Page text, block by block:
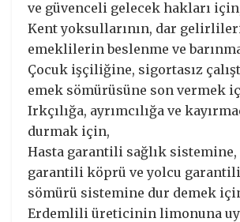
ve güvenceli gelecek hakları
Kent yoksullarının, dar
emeklilerin beslenme ve
Çocuk işçiliğine, sigortasız
emek sömürüsüne son vermek
Irkçılığa, ayrımcılığa ve
durmak için,
Hasta garantili sağlık sistemine,
garantili köprü ve yolcu garantili
sömürü sistemine dur demek
Erdemlili üreticinin limonuna